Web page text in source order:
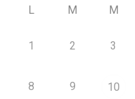
L M M
1 2 3
8 9 10